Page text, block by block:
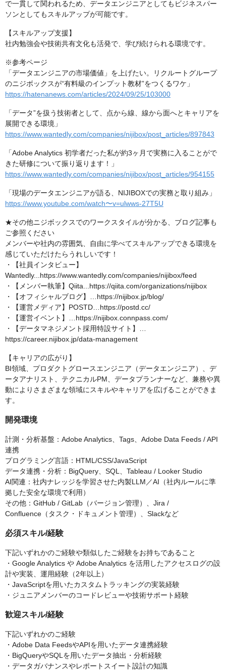
で一貫して関われるため、データエンジニアとしてもビジネスパー
ソンとしてもスキルアップが可能です。
【スキルアップ支援】
社内勉強会や技術共有文化も活発で、学び続けられる環境です。
※参考ページ
「データエンジニアの市場価値」を上げたい。リクルートグループ
のニジボックスが“有料級のインプット教材”をつくるワケ」
https://hatenanews.com/articles/2024/09/25/103000
「データ”を扱う技術者として、点から線、線から面へとキャリアを
展開できる環境」
https://www.wantedly.com/companies/nijibox/post_articles/897843
「Adobe Analytics 初学者だった私が約3ヶ月で実務に入ることがで
きた研修について振り返ります！」
https://www.wantedly.com/companies/nijibox/post_articles/954155
「現場のデータエンジニアが語る、NIJIBOXでの実務と取り組み」
https://www.youtube.com/watch〜v=ulwws-27T5U
★その他ニジボックスでのワークスタイルが分かる、ブログ記事も
ご参照ください
メンバーや社内の雰囲気、自由に学べてスキルアップできる環境を
感じていただけたらうれしいです！
・【社員インタビュー】
Wantedly...https://www.wantedly.com/companies/nijibox/feed
・【メンバー執筆】Qiita...https://qiita.com/organizations/nijibox
・【オフィシャルブログ】…https://nijibox.jp/blog/
・【運営メディア】POSTD…https://postd.cc/
・【運営イベント】…https://nijibox.connpass.com/
・【データマネジメント採用特設サイト】…
https://career.nijibox.jp/data-management
【キャリアの広がり】
BI領域、プロダクトグロースエンジニア（データエンジニア）、デ
ータアナリスト、テクニカルPM、データプランナーなど、兼務や異
動によりさまざまな領域にスキルやキャリアを広げることができま
す。
開発環境
計測・分析基盤：Adobe Analytics、Tags、Adobe Data Feeds / API
連携
プログラミング言語：HTML/CSS/JavaScript
データ連携・分析：BigQuery、SQL、Tableau / Looker Studio
AI関連：社内ナレッジを学習させた内製LLM／AI（社内ルールに準
拠した安全な環境で利用）
その他：GitHub / GitLab（バージョン管理）、Jira /
Confluence（タスク・ドキュメント管理）、Slackなど
必須スキル/経験
下記いずれかのご経験や類似したご経験をお持ちであること
・Google Analytics や Adobe Analytics を活用したアクセスログの設
計や実装、運用経験（2年以上）
・JavaScriptを用いたカスタムトラッキングの実装経験
・ジュニアメンバーのコードレビューや技術サポート経験
歓迎スキル/経験
下記いずれかのご経験
・Adobe Data FeedsやAPIを用いたデータ連携経験
・BigQueryやSQLを用いたデータ抽出・分析経験
・データガバナンスやレポートスイート設計の知識